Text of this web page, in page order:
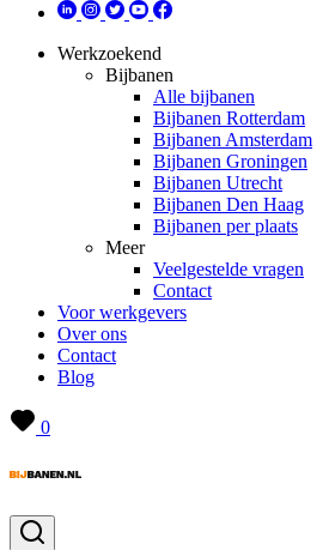
Werkzoekend
Bijbanen
Alle bijbanen
Bijbanen Rotterdam
Bijbanen Amsterdam
Bijbanen Groningen
Bijbanen Utrecht
Bijbanen Den Haag
Bijbanen per plaats
Meer
Veelgestelde vragen
Contact
Voor werkgevers
Over ons
Contact
Blog
0